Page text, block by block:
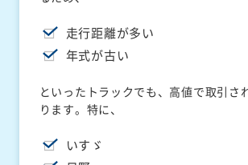
走行距離が多い
年式が古い
といったトラックでも、高値で取引さ
ります。特に、
いすゞ